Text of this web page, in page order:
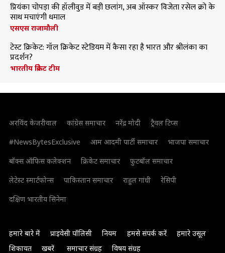
प्रियंका चोपड़ा की हॉलीवुड में बड़ी छलांग, अब ऑस्कर विजेता रसेल क्रो के
साथ मचाएंगी धमाल
एसएस राजामौली
टेस्ट क्रिकेट: गॉल क्रिकेट स्टेडियम में कैसा रहा है भारत और श्रीलंका का
प्रदर्शन?
भारतीय क्रिकेट टीम
अरविंद केजरीवाल कांग्रेस समाचार नरेंद्र मोदी
ट्रैवल टिप्स
#NewsBytesExclusive
आम आदमी पार्टी समाचार
भाजपा समाचार
बॉक्स ऑफिस कलेक्शन
क्रिकेट समाचार
फुटबॉल समाचार
लेटेस्ट स्मार्टफोन्स
पाकिस्तान समाचार राहुल गांधी
रेसिपी
दक्षिण भारतीय सिनेमा
हमारे बारे में प्राइवेसी पॉलिसी नियम हमसे संपर्क करें
हमारे उसूल
शिकायत
खबरें समाचार संग्रह विषय संग्रह